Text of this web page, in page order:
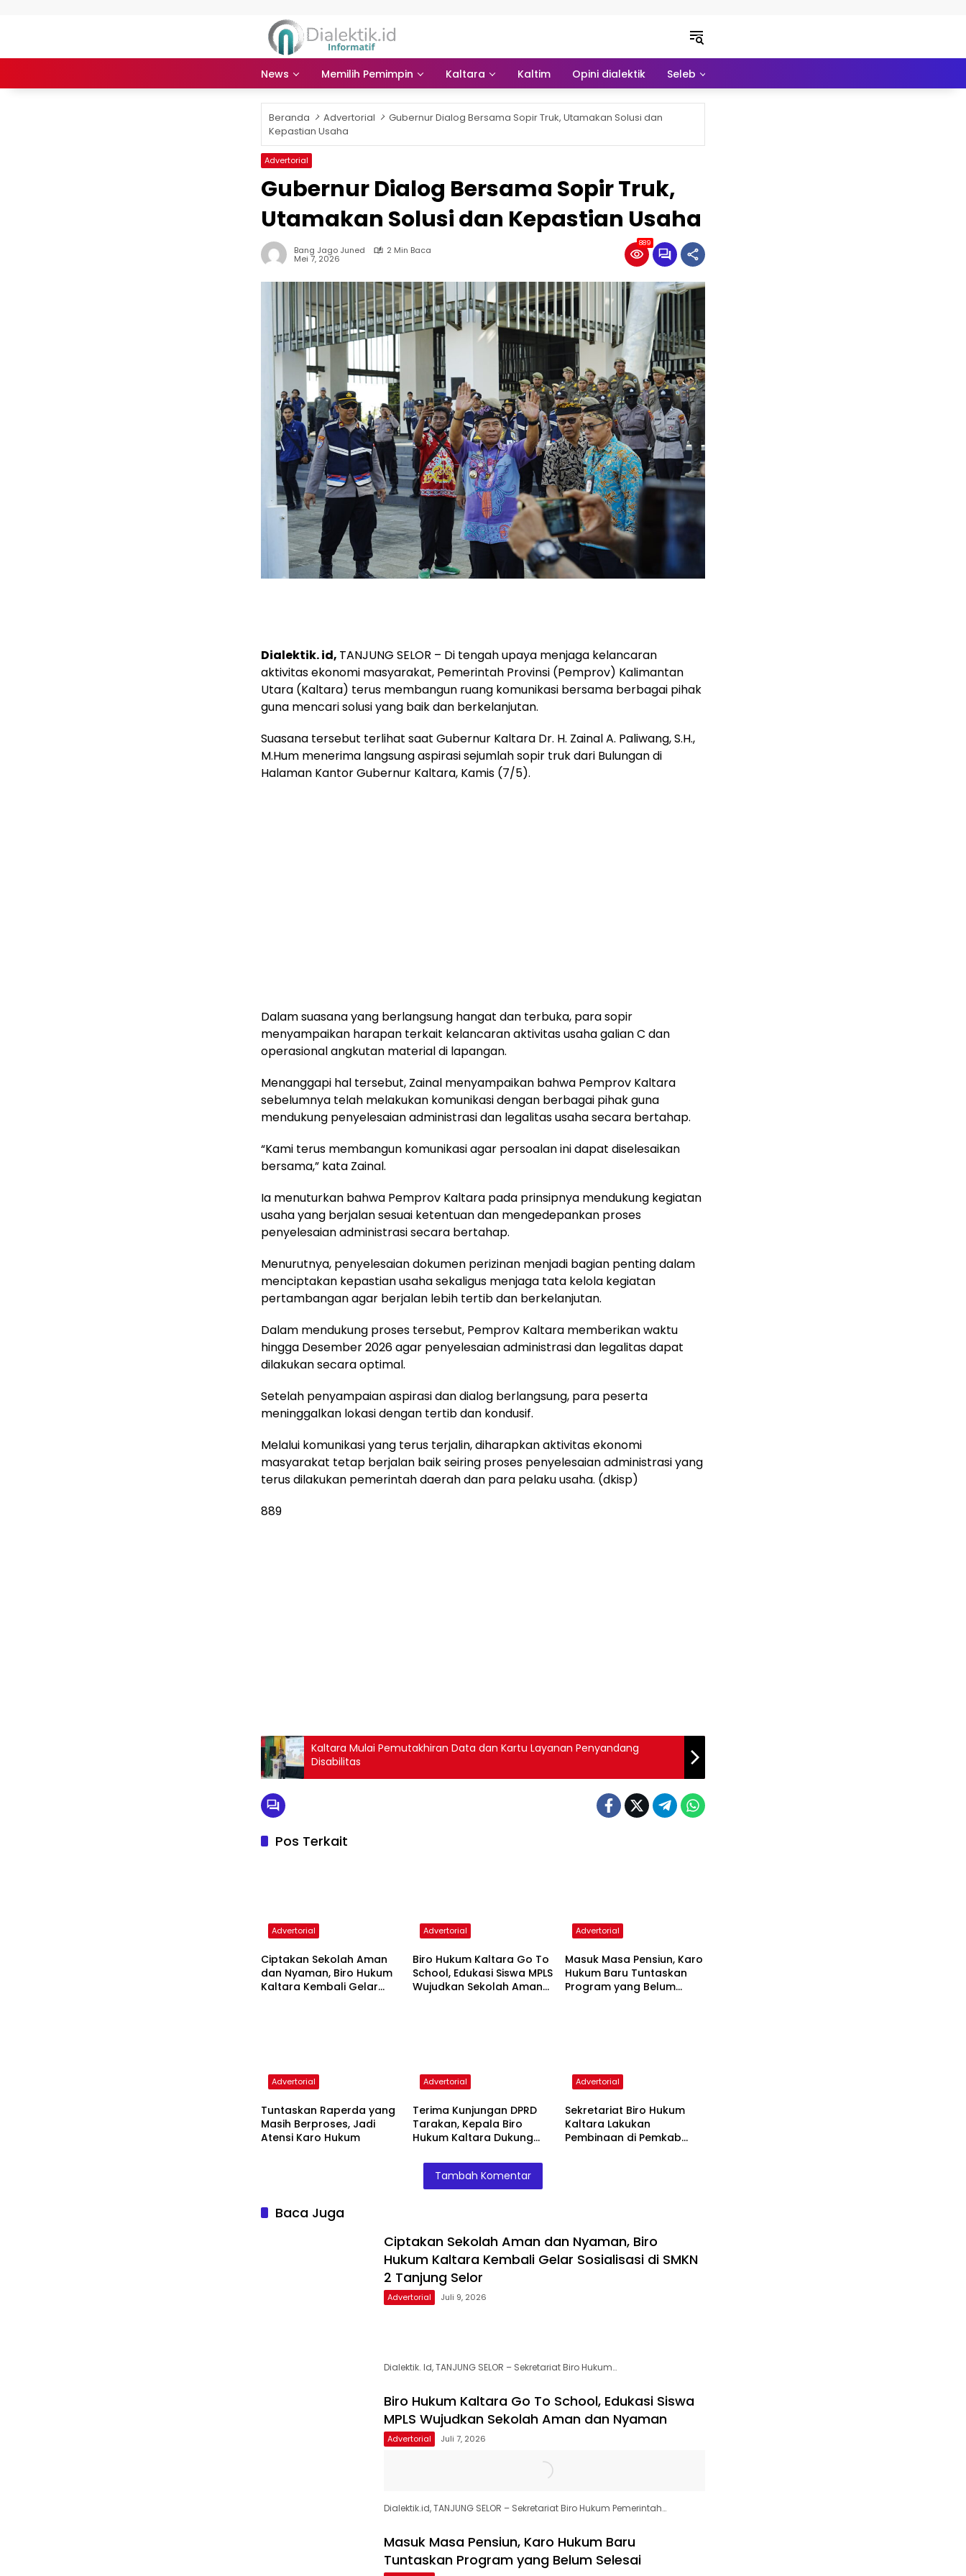
News Memilih Pemimpin Kaltara Kaltim Opini dialektik Seleb
Beranda Advertorial
Gubernur Dialog Bersama Sopir Truk, Utamakan Solusi dan
Kepastian Usaha
Advertorial
Gubernur Dialog Bersama Sopir Truk,
Utamakan Solusi dan Kepastian Usaha
Bang Jago Juned 2 Min Baca
Mei 7, 2026
889
Dialektik. id, TANJUNG SELOR – Di tengah upaya menjaga kelancaran
aktivitas ekonomi masyarakat, Pemerintah Provinsi (Pemprov) Kalimantan
Utara (Kaltara) terus membangun ruang komunikasi bersama berbagai pihak
guna mencari solusi yang baik dan berkelanjutan.
Suasana tersebut terlihat saat Gubernur Kaltara Dr. H. Zainal A. Paliwang, S.H.,
M.Hum menerima langsung aspirasi sejumlah sopir truk dari Bulungan di
Halaman Kantor Gubernur Kaltara, Kamis (7/5).
Dalam suasana yang berlangsung hangat dan terbuka, para sopir
menyampaikan harapan terkait kelancaran aktivitas usaha galian C dan
operasional angkutan material di lapangan.
Menanggapi hal tersebut, Zainal menyampaikan bahwa Pemprov Kaltara
sebelumnya telah melakukan komunikasi dengan berbagai pihak guna
mendukung penyelesaian administrasi dan legalitas usaha secara bertahap.
“Kami terus membangun komunikasi agar persoalan ini dapat diselesaikan
bersama,” kata Zainal.
Ia menuturkan bahwa Pemprov Kaltara pada prinsipnya mendukung kegiatan
usaha yang berjalan sesuai ketentuan dan mengedepankan proses
penyelesaian administrasi secara bertahap.
Menurutnya, penyelesaian dokumen perizinan menjadi bagian penting dalam
menciptakan kepastian usaha sekaligus menjaga tata kelola kegiatan
pertambangan agar berjalan lebih tertib dan berkelanjutan.
Dalam mendukung proses tersebut, Pemprov Kaltara memberikan waktu
hingga Desember 2026 agar penyelesaian administrasi dan legalitas dapat
dilakukan secara optimal.
Setelah penyampaian aspirasi dan dialog berlangsung, para peserta
meninggalkan lokasi dengan tertib dan kondusif.
Melalui komunikasi yang terus terjalin, diharapkan aktivitas ekonomi
masyarakat tetap berjalan baik seiring proses penyelesaian administrasi yang
terus dilakukan pemerintah daerah dan para pelaku usaha. (dkisp)
889
Kaltara Mulai Pemutakhiran Data dan Kartu Layanan Penyandang
Disabilitas
Pos Terkait
Advertorial
Ciptakan Sekolah Aman
dan Nyaman, Biro Hukum
Kaltara Kembali Gelar
Advertorial
Biro Hukum Kaltara Go To
School, Edukasi Siswa MPLS
Wujudkan Sekolah Aman
Advertorial
Masuk Masa Pensiun, Karo
Hukum Baru Tuntaskan
Program yang Belum
Advertorial
Tuntaskan Raperda yang
Masih Berproses, Jadi
Atensi Karo Hukum
Advertorial
Terima Kunjungan DPRD
Tarakan, Kepala Biro
Hukum Kaltara Dukung
Raperda Kepemudaan
Advertorial
Sekretariat Biro Hukum
Kaltara Lakukan
Pembinaan di Pemkab
Tambah Komentar
Baca Juga
Ciptakan Sekolah Aman dan Nyaman, Biro
Hukum Kaltara Kembali Gelar Sosialisasi di SMKN
2 Tanjung Selor
Advertorial Juli 9, 2026
Dialektik. Id, TANJUNG SELOR – Sekretariat Biro Hukum…
Biro Hukum Kaltara Go To School, Edukasi Siswa
MPLS Wujudkan Sekolah Aman dan Nyaman
Advertorial Juli 7, 2026
Dialektik.id, TANJUNG SELOR – Sekretariat Biro Hukum Pemerintah…
Masuk Masa Pensiun, Karo Hukum Baru
Tuntaskan Program yang Belum Selesai